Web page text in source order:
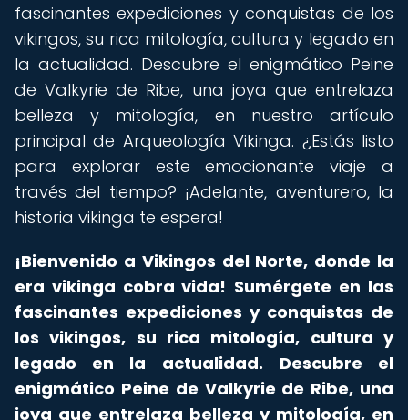
fascinantes expediciones y conquistas de los
vikingos, su rica mitología, cultura y legado en
la actualidad. Descubre el enigmático Peine
de Valkyrie de Ribe, una joya que entrelaza
belleza y mitología, en nuestro artículo
principal de Arqueología Vikinga. ¿Estás listo
para explorar este emocionante viaje a
través del tiempo? ¡Adelante, aventurero, la
historia vikinga te espera!
¡Bienvenido a Vikingos del Norte, donde la
era vikinga cobra vida! Sumérgete en las
fascinantes expediciones y conquistas de
los vikingos, su rica mitología, cultura y
legado en la actualidad.
Descubre el
enigmático Peine de Valkyrie de Ribe, una
joya que entrelaza belleza y mitología, en